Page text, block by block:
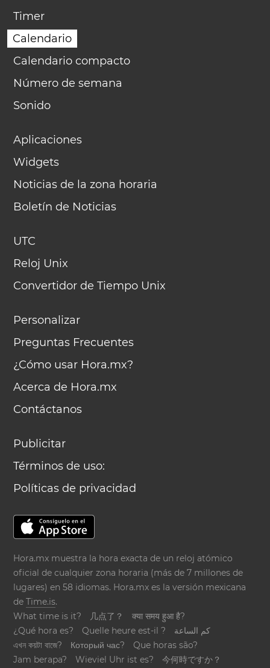
Timer
Calendario
Calendario compacto
Número de semana
Sonido
Aplicaciones
Widgets
Noticias de la zona horaria
Boletín de Noticias
UTC
Reloj Unix
Convertidor de Tiempo Unix
Personalizar
Preguntas Frecuentes
¿Cómo usar Hora.mx?
Acerca de Hora.mx
Contáctanos
Publicitar
Términos de uso:
Políticas de privacidad
Hora.mx muestra la hora exacta de un reloj atómico
oficial de cualquier zona horaria (más de 7 millones de
lugares) en 58 idiomas. Hora.mx es la versión mexicana
deTime.is.
What time is it?
几点了？
क्या समय हुआ है?
¿Qué hora es?
Quelle heure est-il ?
كم الساعة
এখন কয়টা বাজে?
Который час?
Que horas são?
Jam berapa?
Wieviel Uhr ist es?
今何時ですか？